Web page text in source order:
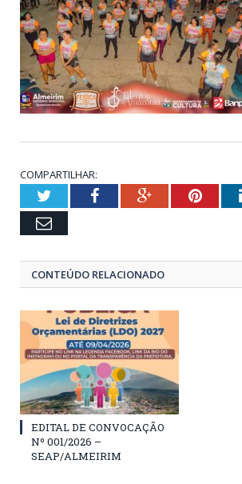
COMPARTILHAR:
TwitterFacebookGoogle+
Email
CONTEÚDO RELACIONADO
EDITAL DE CONVOCAÇÃO
Nº 001/2026 –
SEAP/ALMEIRIM